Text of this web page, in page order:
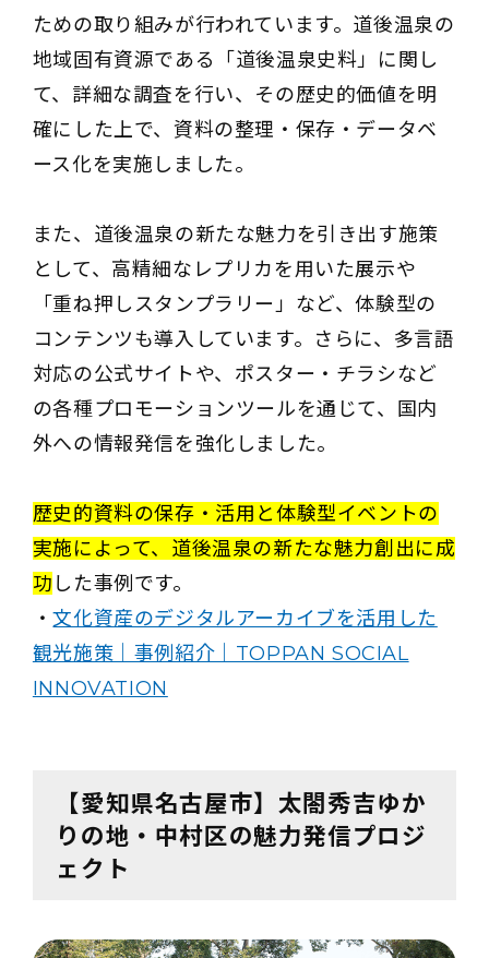
ための取り組みが行われています。道後温泉の
地域固有資源である「道後温泉史料」に関し
て、詳細な調査を行い、その歴史的価値を明
確にした上で、資料の整理・保存・データベ
ース化を実施しました。
また、道後温泉の新たな魅力を引き出す施策
として、高精細なレプリカを用いた展示や
「重ね押しスタンプラリー」など、体験型の
コンテンツも導入しています。さらに、多言語
対応の公式サイトや、ポスター・チラシなど
の各種プロモーションツールを通じて、国内
外への情報発信を強化しました。
歴史的資料の保存・活用と体験型イベントの
実施によって、道後温泉の新たな魅力創出に成
功 した事例です。
・文化資産のデジタルアーカイブを活用した
観光施策｜事例紹介｜TOPPAN SOCIAL
INNOVATION
【愛知県名古屋市】太閤秀吉ゆか
りの地・中村区の魅力発信プロジ
ェクト